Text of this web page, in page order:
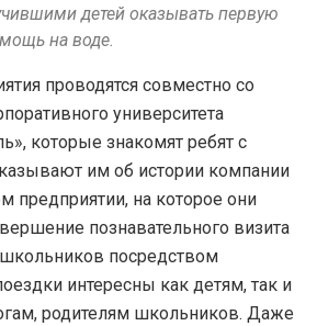
детей оказывать первую
на воде.
проводятся совместно со
университета
которые знакомят ребят с
им об истории компании
предприятии, на которое они
познавательного визита
посредством
интересны как детям, так и
родителям школьников. Даже